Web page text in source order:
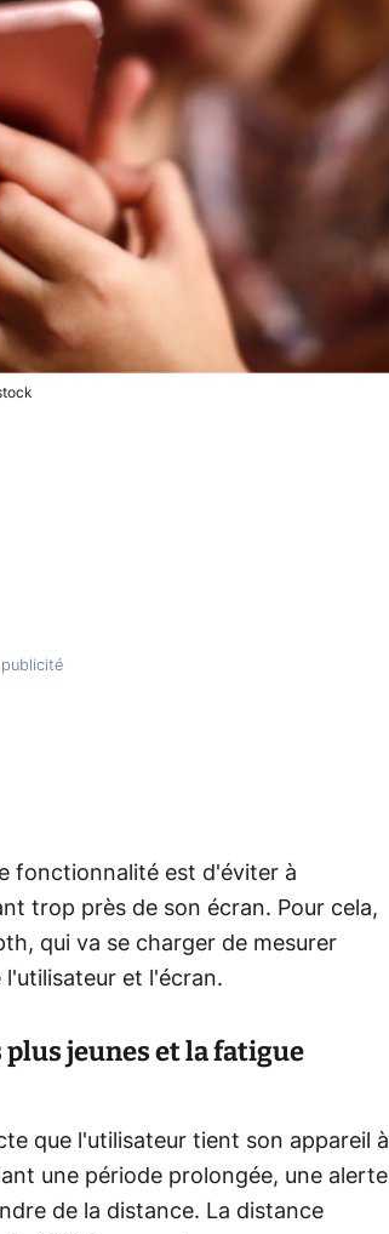
fonctionnalité est d'éviter à
trop près de son écran. Pour cela,
qui va se charger de mesurer
l'utilisateur et l'écran.
plus jeunes et la fatigue
que l'utilisateur tient son appareil à
une période prolongée, une alerte
de la distance. La distance